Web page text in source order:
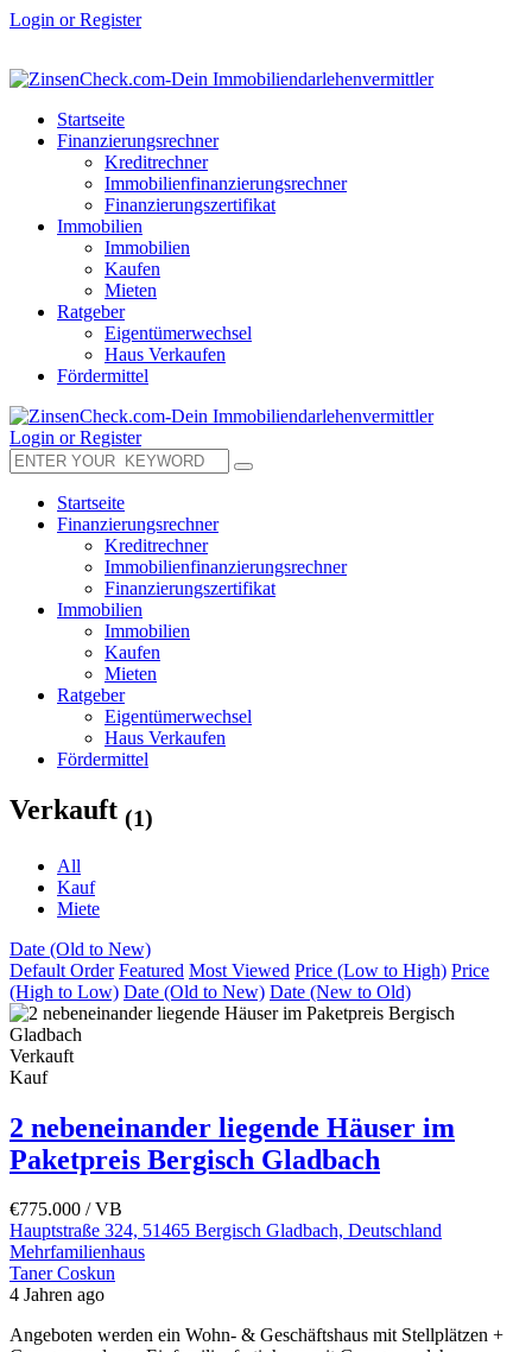
Login or Register
Startseite
Finanzierungsrechner
Kreditrechner
Immobilienfinanzierungsrechner
Finanzierungszertifikat
Immobilien
Immobilien
Kaufen
Mieten
Ratgeber
Eigentümerwechsel
Haus Verkaufen
Fördermittel
Login or Register
Startseite
Finanzierungsrechner
Kreditrechner
Immobilienfinanzierungsrechner
Finanzierungszertifikat
Immobilien
Immobilien
Kaufen
Mieten
Ratgeber
Eigentümerwechsel
Haus Verkaufen
Fördermittel
Verkauft (1)
All
Kauf
Miete
Date (Old to New)
Default Order Featured Most Viewed Price (Low to High) Price
(High to Low) Date (Old to New) Date (New to Old)
Verkauft
Kauf
2 nebeneinander liegende Häuser im
Paketpreis Bergisch Gladbach